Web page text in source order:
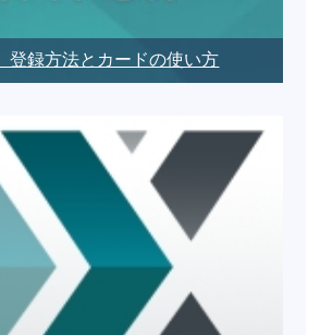
登録方法とカードの使い方